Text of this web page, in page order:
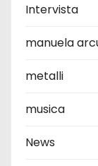
Intervista
manuela
metalli
musica
News